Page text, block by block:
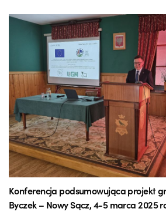
Konferencja podsumowująca projekt
Byczek – Nowy Sącz, 4-5 marca 2025